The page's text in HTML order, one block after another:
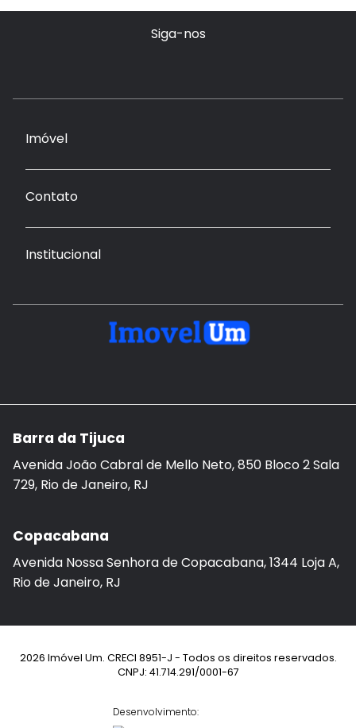
Siga-nos
Imóvel
Contato
Institucional
Barra da Tijuca
Avenida João Cabral de Mello Neto, 850 Bloco 2 Sala
729, Rio de Janeiro, RJ
Copacabana
Avenida Nossa Senhora de Copacabana, 1344 Loja A,
Rio de Janeiro, RJ
2026 Imóvel Um. CRECI 8951-J - Todos os direitos reservados.
CNPJ: 41.714.291/0001-67
Desenvolvimento: